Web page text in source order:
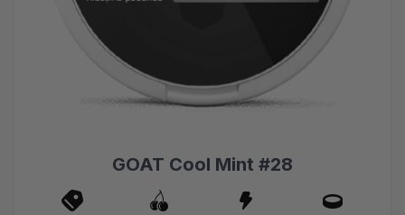
GOAT Cool Mint #28